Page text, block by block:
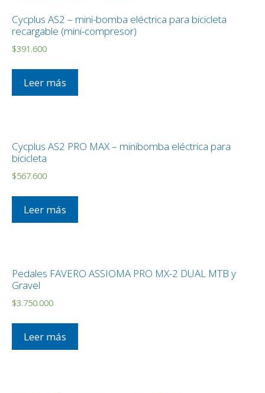
Cycplus AS2 – mini-bomba eléctrica para bicicleta
recargable (mini-compresor)
$391.600
Leer más
Cycplus AS2 PRO MAX – minibomba eléctrica para
bicicleta
$567.600
Leer más
Pedales FAVERO ASSIOMA PRO MX-2 DUAL MTB y
Gravel
$3.750.000
Leer más